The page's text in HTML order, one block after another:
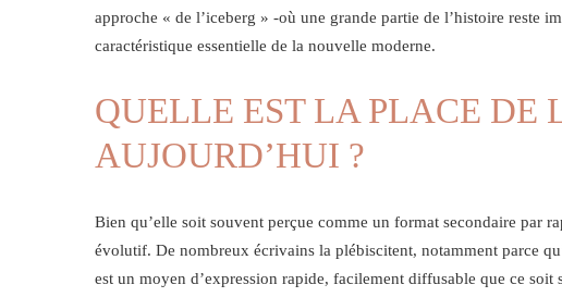
approche « de l’iceberg » -où une grande partie de l’histoire reste
caractéristique essentielle de la nouvelle moderne.
QUELLE EST LA PLACE DE
AUJOURD’HUI ?
Bien qu’elle soit souvent perçue comme un format secondaire par
évolutif. De nombreux écrivains la plébiscitent, notamment parce
est un moyen d’expression rapide, facilement diffusable que ce